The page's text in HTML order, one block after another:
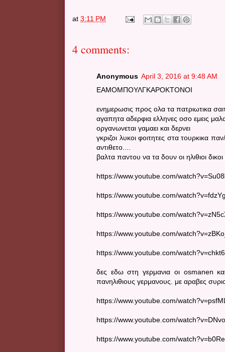
at 3:11 PM
4 comments:
Anonymous April 3, 2016 at 9:48 AM
ΕΑΜΟΜΠΟΥΛΓΚΑΡΟΚΤΟΝΟΙ
ενημερωσις προς ολα τα πατριωτικα
αγαπητα αδερφια ελληνες οσο εμεις
οργανωνεται γαμαει και δερνει
γκριζοι λυκοι φοιτητες στα τουρκικα
αντιθετο....
βαλτα παντου να τα δουν οι ηλιθιοι
https://www.youtube.com/
https://www.youtube.com/
https://www.youtube.com/
https://www.youtube.com/
https://www.youtube.com/
δες εδω στη γερμανια οι osmanen
πανηλιθιους γερμανους. με αραβες
https://www.youtube.com/
https://www.youtube.com/
https://www.youtube.com/